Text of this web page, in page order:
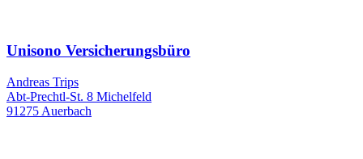
Unisono Versicherungsbüro
Andreas Trips
Abt-Prechtl-St. 8 Michelfeld
91275 Auerbach